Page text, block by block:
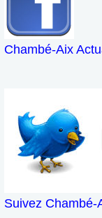
Chambé-Aix
Suivez Chambé-